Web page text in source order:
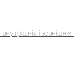
і зовнішніх...